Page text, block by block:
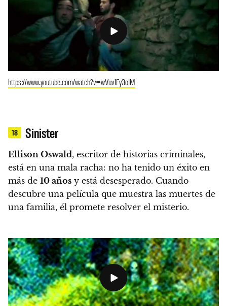
https://www.youtube.com/watch?v=wVuv1Ey3oIM
18 Sinister
Ellison Oswald, escritor de historias criminales,
está en una mala racha: no ha tenido un éxito en
más de 10 años y está desesperado. Cuando
descubre una película que muestra las muertes de
una familia, él promete resolver el misterio.